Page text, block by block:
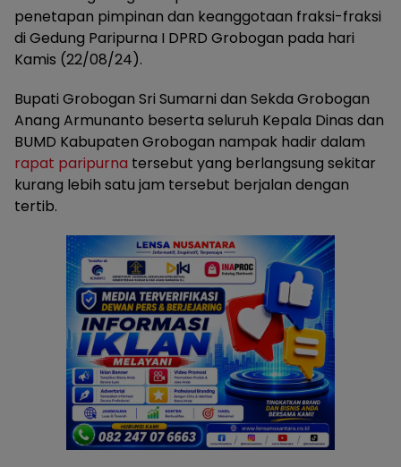
penetapan pimpinan dan keanggotaan fraksi-fraksi
di Gedung Paripurna I DPRD Grobogan pada hari
Kamis (22/08/24).
Bupati Grobogan Sri Sumarni dan Sekda Grobogan
Anang Armunanto beserta seluruh Kepala Dinas dan
BUMD Kabupaten Grobogan nampak hadir dalam
rapat paripurna tersebut yang berlangsung sekitar
kurang lebih satu jam tersebut berjalan dengan
tertib.